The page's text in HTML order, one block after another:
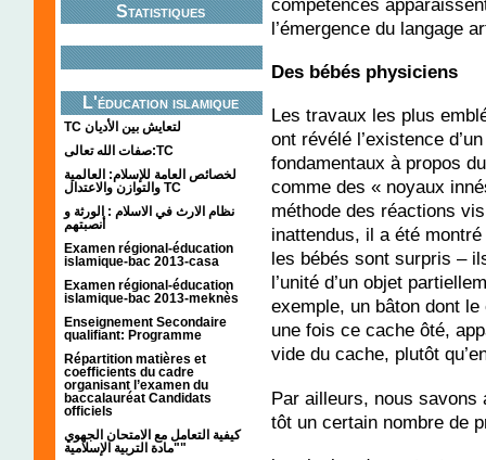
Statistiques
L'éducation islamique
TC لتعايش بين الأديان
صفات الله تعالى:TC
لخصائص العامة للإسلام: العالمية
والتوازن والاعتدال TC
نظام الارث في الاسلام : الورثة و
أنصبتهم
Examen régional-éducation
islamique-bac 2013-casa
Examen régional-éducation
islamique-bac 2013-meknès
Enseignement Secondaire
qualifiant: Programme
Répartition matières et
coefficients du cadre
organisant l’examen du
baccalauréat Candidats
officiels
كيفية التعامل مع الامتحان الجهوي
"مادة التربية الإسلامية"
compétences
l’émergence du langage
Des bébés physiciens
Les travaux les plus
ont révélé l’existence
fondamentaux à propos
comme des « noyaux
méthode des réactions
inattendus, il a été
les bébés sont surpris –
l’unité d’un objet
exemple, un bâton dont
une fois ce cache ôté,
vide du cache, plutôt
Par ailleurs, nous savons
tôt un certain nombre de